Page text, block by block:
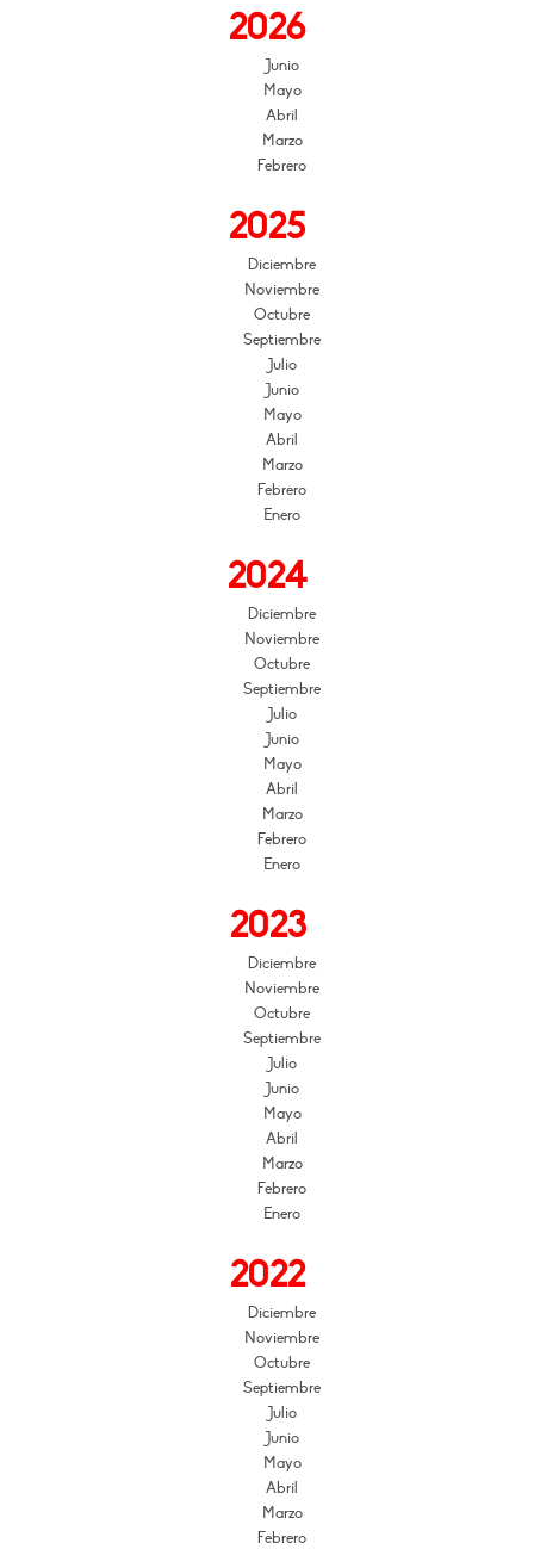
2026
Junio
Mayo
Abril
Marzo
Febrero
2025
Diciembre
Noviembre
Octubre
Septiembre
Julio
Junio
Mayo
Abril
Marzo
Febrero
Enero
2024
Diciembre
Noviembre
Octubre
Septiembre
Julio
Junio
Mayo
Abril
Marzo
Febrero
Enero
2023
Diciembre
Noviembre
Octubre
Septiembre
Julio
Junio
Mayo
Abril
Marzo
Febrero
Enero
2022
Diciembre
Noviembre
Octubre
Septiembre
Julio
Junio
Mayo
Abril
Marzo
Febrero